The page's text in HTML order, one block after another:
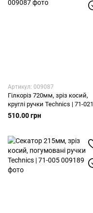
Артикул: 009087
Гілкоріз 720мм, зріз косий,
круглі ручки Technics | 71-021
510.00 грн